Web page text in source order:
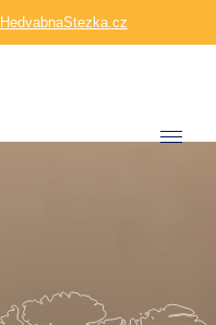
HedvabnaStezka.cz